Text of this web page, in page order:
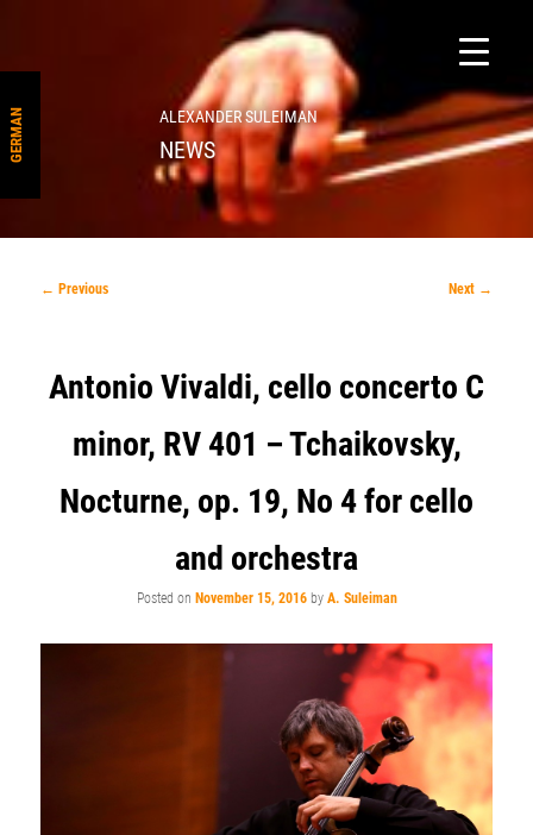
GERMAN ALEXANDER SULEIMAN
NEWS
Post
← Previous Next →
Antonio Vivaldi, cello concerto C
minor, RV 401 – Tchaikovsky,
Nocturne, op. 19, No 4 for cello
and orchestra
Posted on November 15, 2016 by A. Suleiman